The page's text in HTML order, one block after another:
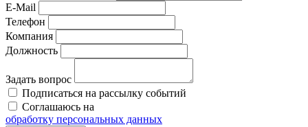
E-Mail
Телефон
Компания
Должность
Задать вопрос
Подписаться на рассылку событий
Соглашаюсь на
обработку персональных данных